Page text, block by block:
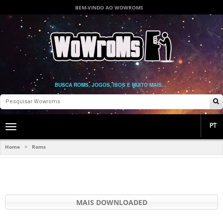
BEM-VINDO AO WOWROMS
BUSCA ROMS, JOGOS, ISOS E MUITO MAIS...
Toggle
navigation
PT
Home > Roms
MAIS DOWNLOADED